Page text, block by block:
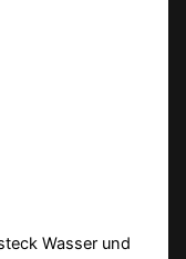
Wasser und